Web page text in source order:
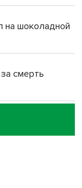
на шоколадной
смерть
селе лошади